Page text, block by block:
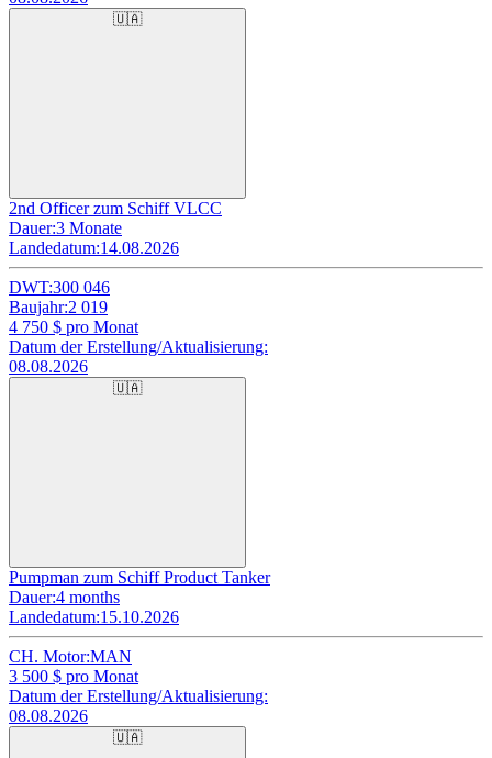
🇺🇦
2nd Officer zum Schiff VLCC
Dauer:3 Monate
Landedatum:14.08.2026
DWT:300 046
Baujahr:2 019
4 750 $ pro Monat
Datum der Erstellung/Aktualisierung:
08.08.2026
🇺🇦
Pumpman zum Schiff Product Tanker
Dauer:4 months
Landedatum:15.10.2026
CH. Motor:MAN
3 500 $ pro Monat
Datum der Erstellung/Aktualisierung:
08.08.2026
🇺🇦